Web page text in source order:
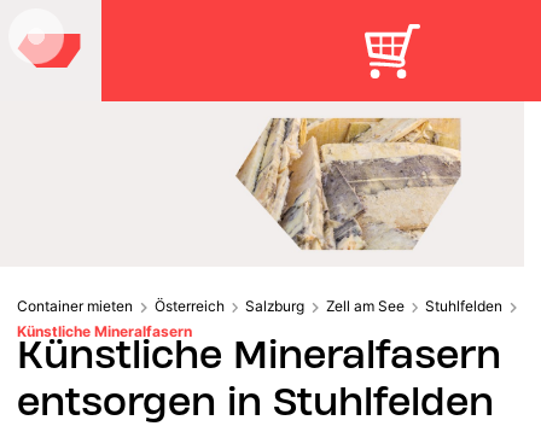
Container mieten Österreich Salzburg Zell am See
Stuhlfelden
Künstliche Mineralfasern
Künstliche Mineralfasern
entsorgen in Stuhlfelden